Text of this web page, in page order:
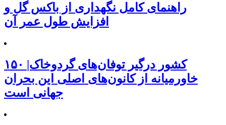
راهنمای کامل نگهداری از باکس گل و
افزایش طول عمر آن
۱۵۰ کشور درگیر توفان‌های گردوخاک|
خاورمیانه از کانون‌های اصلی این بحران
جهانی است